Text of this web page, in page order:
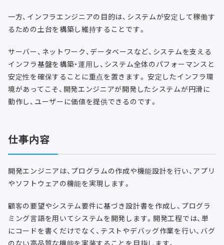
一方、インフラエンジニアの目的は、システムが安定して稼働す
るための土台を構築し維持することです。
サーバー、ネットワーク、データベースなど、システムを支える
インフラ基盤を構築・運用し、システム全体のパフォーマンスと
安定性を確保することに重点を置きます。 安定したインフラ環
境があってこそ、開発エンジニアが開発したシステムが円滑に
動作し、ユーザーに価値を提供できるのです。
仕事内容
開発エンジニアは、プログラムの作成や機能設計を行い、アプリ
やソフトウェアの機能を実現します。
顧客の要望やシステム要件に基づき設計書を作成し、プログラ
ミング言語を用いてシステムを開発します。開発工程では、単
にコードを書くだけでなく、テストやデバッグ作業を行い、バグ